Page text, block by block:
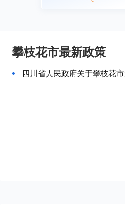
攀枝花市最新政策